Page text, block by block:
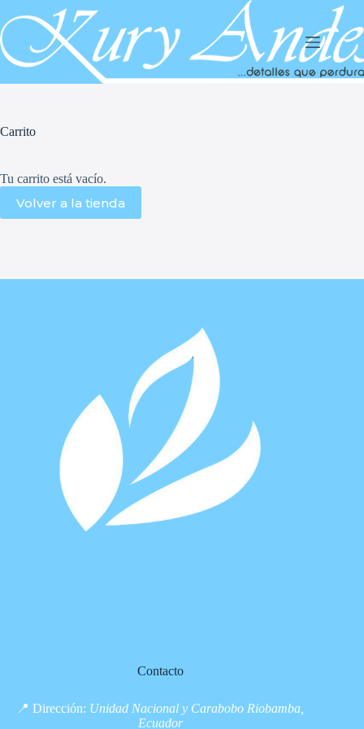
al
contenido
Carrito
Tu carrito está vacío.
Volver a la tienda
Contacto
📍 Dirección: Unidad Nacional y Carabobo Riobamba,
Ecuador